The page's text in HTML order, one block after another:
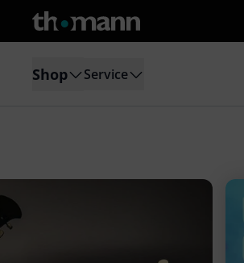
Shop Service